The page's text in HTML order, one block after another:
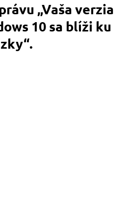
„Vaša verzia
10 sa blíži ku